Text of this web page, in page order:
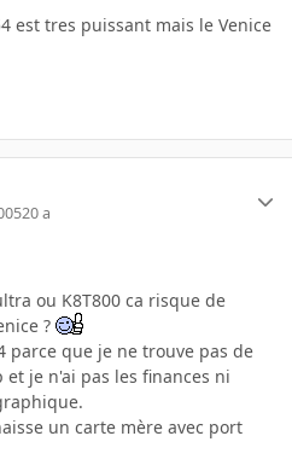
est tres puissant mais le Venice
20 a
ou K8T800 ca risque de
?
parce que je ne trouve pas de
je n'ai pas les finances ni
un carte mère avec port